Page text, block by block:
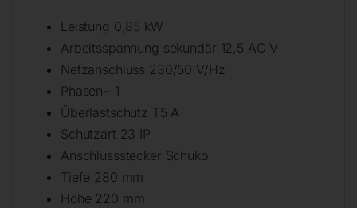
Leistung 0,85 kW
Arbeitsspannung sekundär 12,5 AC V
Netzanschluss 230/50 V/Hz
Phasen~ 1
Überlastschutz T5 A
Schutzart 23 IP
Anschlussstecker Schuko
Tiefe 280 mm
Höhe 220 mm